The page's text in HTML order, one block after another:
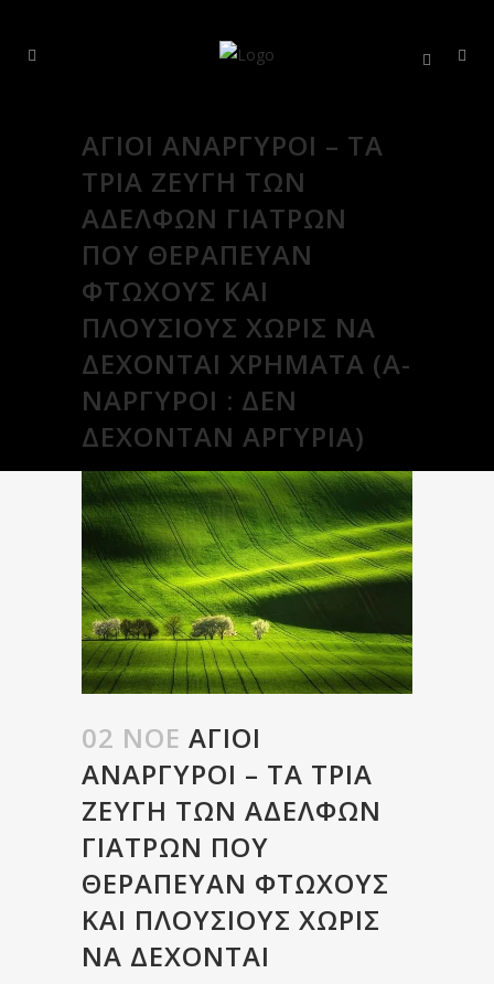
ΆΓΙΟΙ ΑΝΆΡΓΥΡΟΙ – ΤΑ
ΤΡΊΑ ΖΕΎΓΗ ΤΩΝ
ΑΔΕΛΦΏΝ ΓΙΑΤΡΏΝ
ΠΟΥ ΘΕΡΆΠΕΥΑΝ
ΦΤΩΧΟΎΣ ΚΑΙ
ΠΛΟΎΣΙΟΥΣ ΧΩΡΊΣ ΝΑ
ΔΈΧΟΝΤΑΙ ΧΡΉΜΑΤΑ (Α-
ΝΆΡΓΥΡΟΙ : ΔΕΝ
ΔΈΧΟΝΤΑΝ ΑΡΓΎΡΙΑ)
02 ΝΟΈ ΆΓΙΟΙ
ΑΝΆΡΓΥΡΟΙ – ΤΑ ΤΡΊΑ
ΖΕΎΓΗ ΤΩΝ ΑΔΕΛΦΏΝ
ΓΙΑΤΡΏΝ ΠΟΥ
ΘΕΡΆΠΕΥΑΝ ΦΤΩΧΟΎΣ
ΚΑΙ ΠΛΟΎΣΙΟΥΣ ΧΩΡΊΣ
ΝΑ ΔΈΧΟΝΤΑΙ